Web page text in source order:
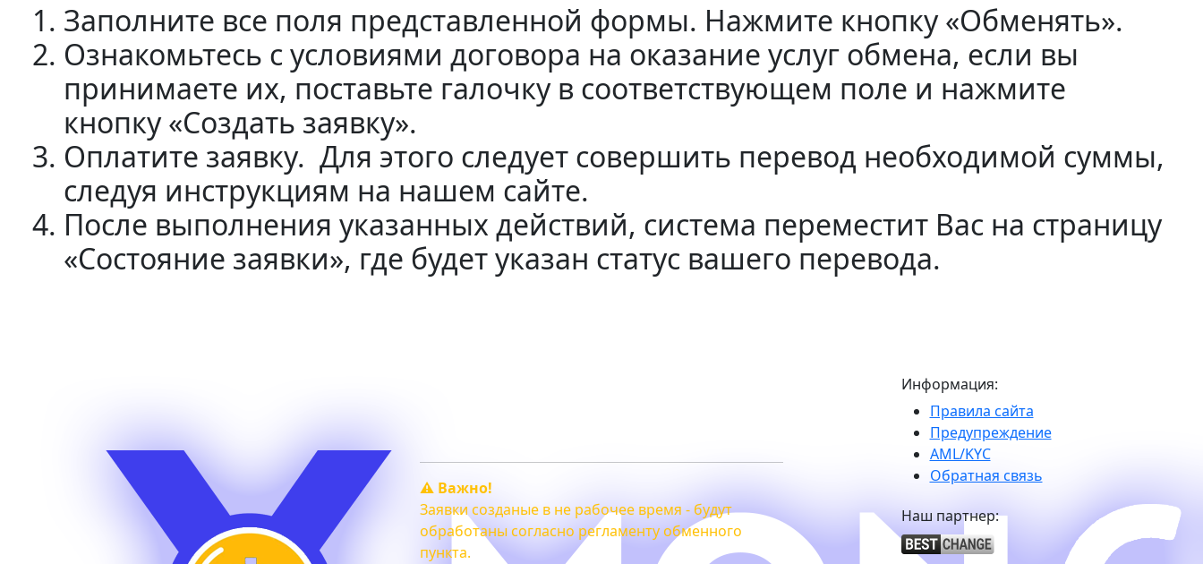
Заполните все поля представленной формы. Нажмите кнопку «Обменять».
Ознакомьтесь с условиями договора на оказание услуг обмена, если вы
принимаете их, поставьте галочку в соответствующем поле и нажмите
кнопку «Создать заявку».
Оплатите заявку. Для этого следует совершить перевод необходимой суммы,
следуя инструкциям на нашем сайте.
После выполнения указанных действий, система переместит Вас на страницу
«Состояние заявки», где будет указан статус вашего перевода.
⚠️ Важно!
Заявки созданые в не рабочее время - будут
обработаны согласно регламенту обменного
пункта.
Информация:
Правила сайта
Предупреждение
AML/KYC
Обратная связь
Наш партнер: